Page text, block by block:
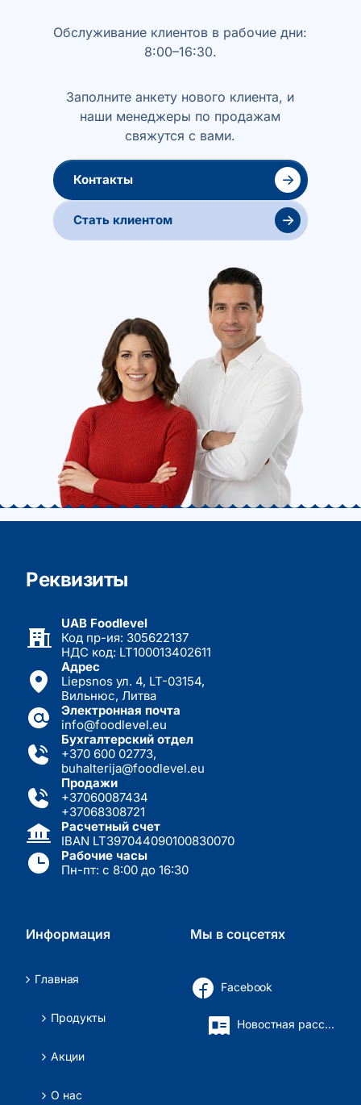
Обслуживание клиентов в рабочие дни:
8:00–16:30.
Заполните анкету нового клиента, и
наши менеджеры по продажам
свяжутся с вами.
Контакты →
Стать клиентом →
Реквизиты
UAB Foodlevel
Код пр-ия: 305622137
НДС код: LT100013402611
Адрес
Liepsnos ул. 4, LT-03154,
Вильнюс, Литва
Электронная почта
info@foodlevel.eu
Бухгалтерский отдел
+370 600 02773,
buhalterija@foodlevel.eu
Продажи
+37060087434
+37068308721
Расчетный счет
IBAN LT397044090100830070
Рабочие часы
Пн-пт: с 8:00 до 16:30
Информация
Главная
Продукты
Акции
О нас
Мы в соцсетях
Facebook
Новостная рассылка